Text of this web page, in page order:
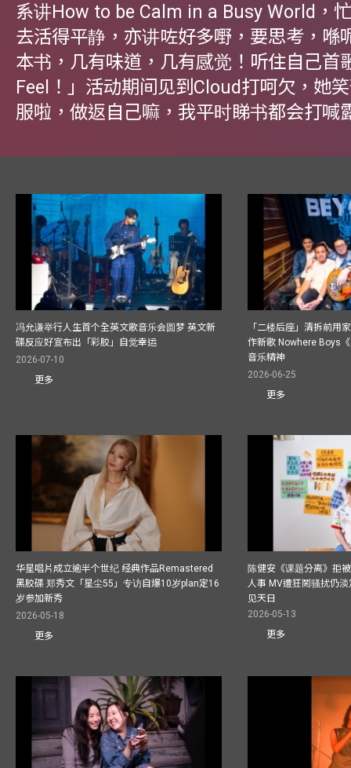
系讲How to be Calm in a Busy World，
去活得平静，亦讲咗好多嘢，要思考，喺
本书，几有味道，几有感觉！听住自己首
Feel！」活动期间见到Cloud打呵欠，她
服啦，做返自己嘛，我平时睇书都会打喊
冯允谦举行人生首个全英文歌音乐会圆梦 英文新
碟反应好宣布出「彩胶」自觉幸运
2026-07-10
更多
「二楼后座」清拆前用
作新歌 Nowhere Boys
音乐精神
2026-06-25
更多
华星唱片成立逾半个世纪 经典作品Remastered
黑胶碟 郑秀文「星尘55」专访自爆10岁plan定16
岁参加新秀
2026-05-18
更多
陈健安《课题分离》拒
人事 MV遭狂鬧骚扰仍
见天日
2026-05-13
更多